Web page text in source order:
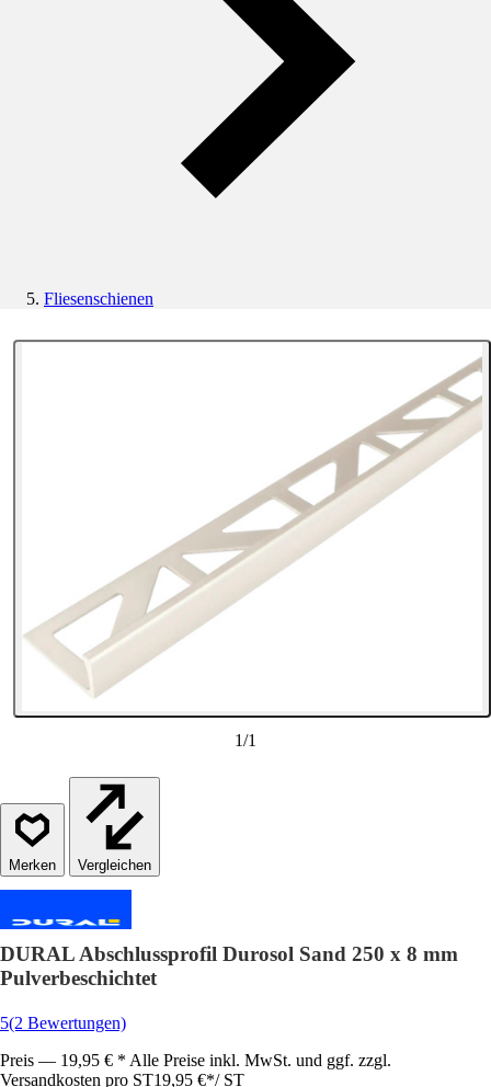
Fliesenschienen
1/1
Vergleichen
DURAL Abschlussprofil Durosol Sand 250 x 8 mm
Pulverbeschichtet
5(2 Bewertungen)
Preis — 19,95 € * Alle Preise inkl. MwSt. und ggf. zzgl.
Versandkosten pro ST19,95 €*/ ST